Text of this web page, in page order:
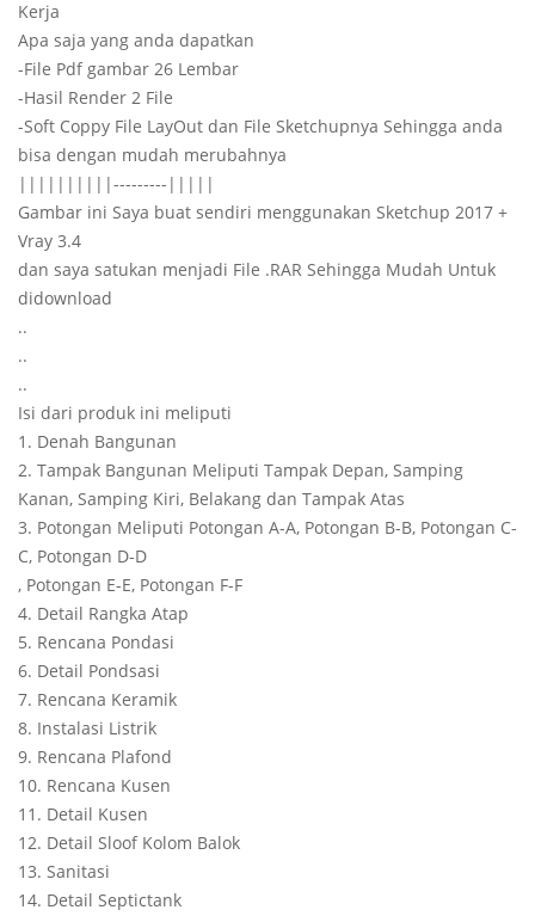
Kerja
Apa saja yang anda dapatkan
-File Pdf gambar 26 Lembar
-Hasil Render 2 File
-Soft Coppy File LayOut dan File Sketchupnya Sehingga anda
bisa dengan mudah merubahnya
||||||||||---------|||||
Gambar ini Saya buat sendiri menggunakan Sketchup 2017 +
Vray 3.4
dan saya satukan menjadi File .RAR Sehingga Mudah Untuk
didownload
..
..
..
Isi dari produk ini meliputi
1. Denah Bangunan
2. Tampak Bangunan Meliputi Tampak Depan, Samping
Kanan, Samping Kiri, Belakang dan Tampak Atas
3. Potongan Meliputi Potongan A-A, Potongan B-B, Potongan C-
C, Potongan D-D
, Potongan E-E, Potongan F-F
4. Detail Rangka Atap
5. Rencana Pondasi
6. Detail Pondsasi
7. Rencana Keramik
8. Instalasi Listrik
9. Rencana Plafond
10. Rencana Kusen
11. Detail Kusen
12. Detail Sloof Kolom Balok
13. Sanitasi
14. Detail Septictank